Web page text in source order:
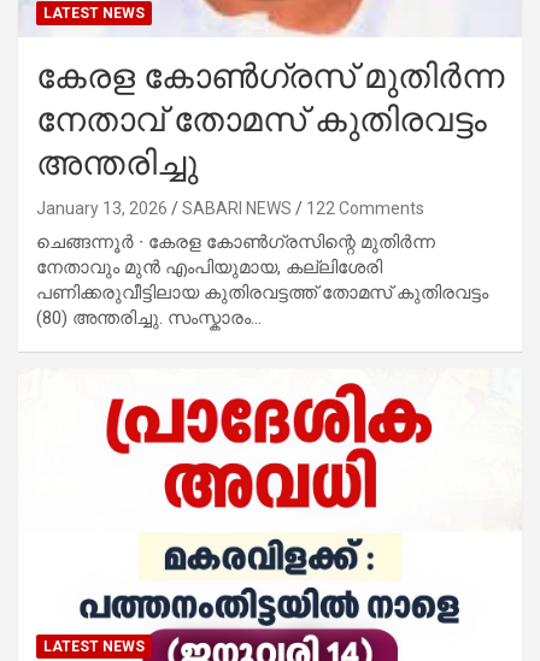
LATEST NEWS
കേരള കോൺഗ്രസ് മുതിർന്ന
നേതാവ് തോമസ് കുതിരവട്ടം
അന്തരിച്ചു
January 13, 2026 SABARI NEWS 122 Comments
ചെങ്ങന്നൂർ ∙ കേരള കോൺഗ്രസിന്റെ മുതിർന്ന
നേതാവും മുൻ എംപിയുമായ, കല്ലിശേരി
പണിക്കരുവീട്ടിലായ കുതിരവട്ടത്ത് തോമസ് കുതിരവട്ടം
(80) അന്തരിച്ചു. സംസ്കാരം…
LATEST NEWS